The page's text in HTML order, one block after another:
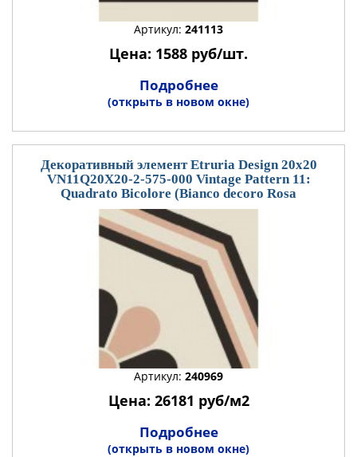
Артикул: 241113
Цена: 1588 руб/шт.
Подробнее
(открыть в новом окне)
Декоративный элемент Etruria Design 20x20
VN11Q20X20-2-575-000 Vintage Pattern 11:
Quadrato Bicolore (Bianco decoro Rosa
Артикул: 240969
Цена: 26181 руб/м2
Подробнее
(открыть в новом окне)